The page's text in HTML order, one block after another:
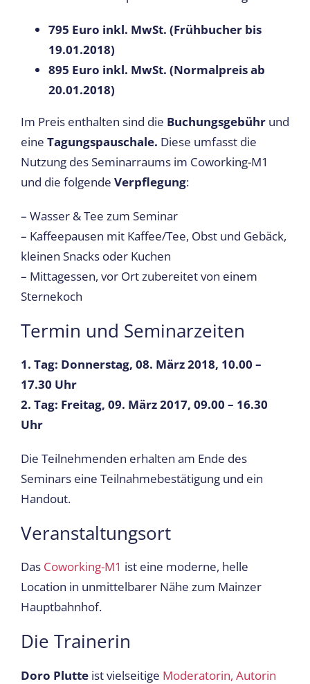
795 Euro inkl. MwSt. (Frühbucher bis
19.01.2018)
895 Euro inkl. MwSt. (Normalpreis ab
20.01.2018)
Im Preis enthalten sind die Buchungsgebühr und
eine Tagungspauschale. Diese umfasst die
Nutzung des Seminarraums im Coworking-M1
und die folgende Verpflegung:
– Wasser & Tee zum Seminar
– Kaffeepausen mit Kaffee/Tee, Obst und Gebäck,
kleinen Snacks oder Kuchen
– Mittagessen, vor Ort zubereitet von einem
Sternekoch
Termin und Seminarzeiten
1. Tag: Donnerstag, 08. März 2018, 10.00 –
17.30 Uhr
2. Tag: Freitag, 09. März 2017, 09.00 – 16.30
Uhr
Die Teilnehmenden erhalten am Ende des
Seminars eine Teilnahmebestätigung und ein
Handout.
Veranstaltungsort
Das Coworking-M1 ist eine moderne, helle
Location in unmittelbarer Nähe zum Mainzer
Hauptbahnhof.
Die Trainerin
Doro Plutte ist vielseitige Moderatorin, Autorin